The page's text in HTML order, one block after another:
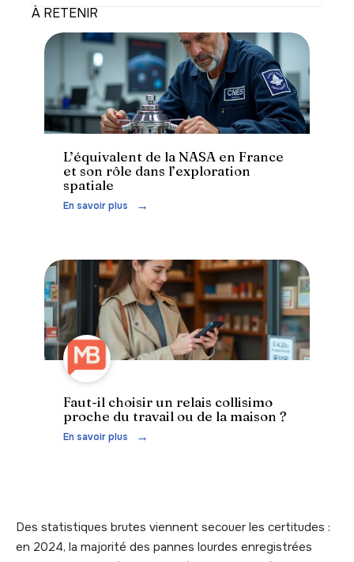
À RETENIR
Actu
L’équivalent de la NASA en France
et son rôle dans l’exploration
spatiale
En savoir plus
Faut-il choisir un relais collisimo
proche du travail ou de la maison ?
En savoir plus
Des statistiques brutes viennent secouer les certitudes :
en 2024, la majorité des pannes lourdes enregistrées